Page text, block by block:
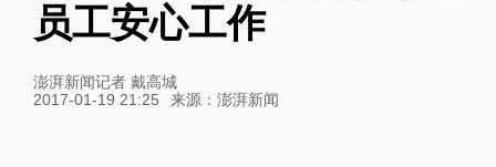
员工安心工作
澎湃新闻记者 戴高城
2017-01-19 21:25
来源： 澎湃新闻